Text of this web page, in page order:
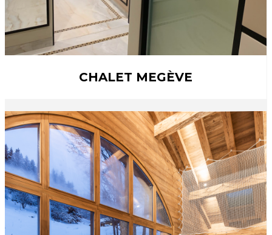
CHALET MEGÈVE